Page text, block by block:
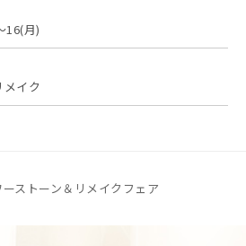
16(月)
メイク
ーストーン＆リメイクフェア